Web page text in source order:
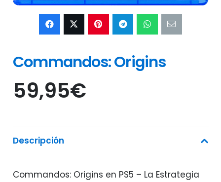
Commandos: Origins
59,95€
Descripción
Commandos: Origins en PS5 – La Estrategia